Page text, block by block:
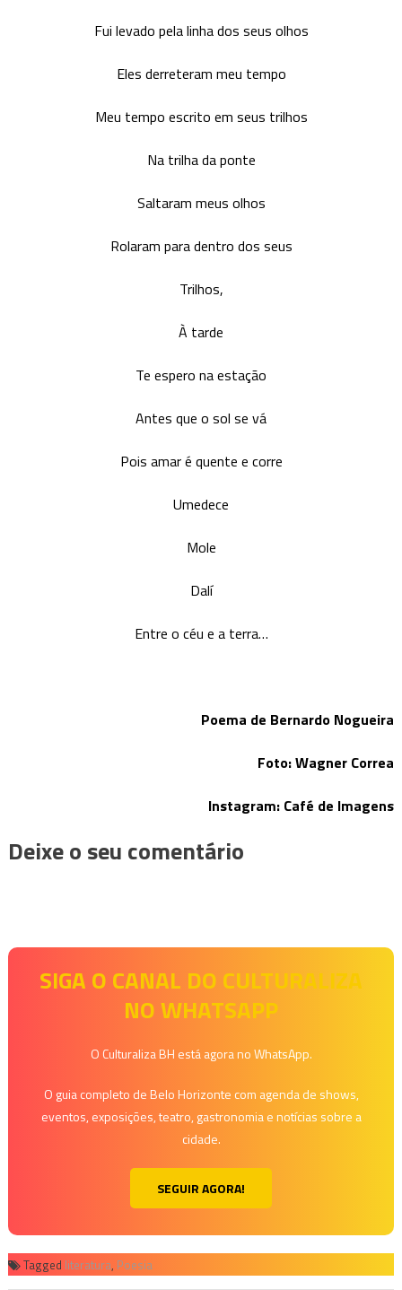
Fui levado pela linha dos seus olhos
Eles derreteram meu tempo
Meu tempo escrito em seus trilhos
Na trilha da ponte
Saltaram meus olhos
Rolaram para dentro dos seus
Trilhos,
À tarde
Te espero na estação
Antes que o sol se vá
Pois amar é quente e corre
Umedece
Mole
Dalí
Entre o céu e a terra…
Poema de Bernardo Nogueira
Foto: Wagner Correa
Instagram: Café de Imagens
Deixe o seu comentário
SIGA O CANAL DO CULTURALIZA
NO WHATSAPP
O Culturaliza BH está agora no WhatsApp.
O guia completo de Belo Horizonte com agenda de shows,
eventos, exposições, teatro, gastronomia e notícias sobre a
cidade.
SEGUIR AGORA!
Tagged literatura, Poesia